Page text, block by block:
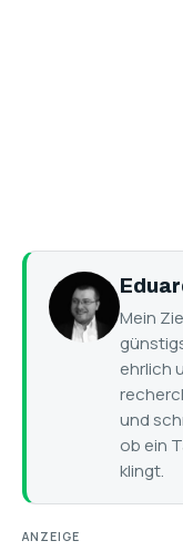
Mein
ehrlich
und
ob ein
klingt.
ANZEIGE